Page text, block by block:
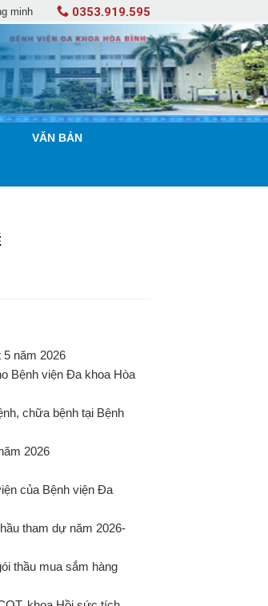
0353.919.595
minh
VĂN BẢN
năm 2026
Bệnh viện Đa khoa Hòa
chữa bệnh tại Bệnh
2026
của Bệnh viện Đa
tham dự năm 2026-
thầu mua sắm hàng